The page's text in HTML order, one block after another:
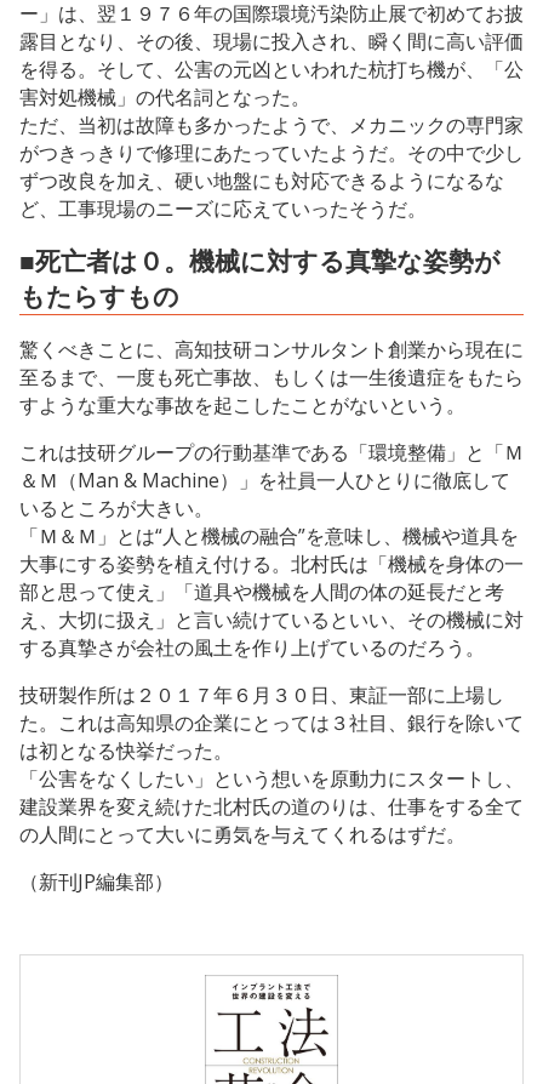
ー」は、翌１９７６年の国際環境汚染防止展で初めてお披
露目となり、その後、現場に投入され、瞬く間に高い評価
を得る。そして、公害の元凶といわれた杭打ち機が、「公
害対処機械」の代名詞となった。
ただ、当初は故障も多かったようで、メカニックの専門家
がつきっきりで修理にあたっていたようだ。その中で少し
ずつ改良を加え、硬い地盤にも対応できるようになるな
ど、工事現場のニーズに応えていったそうだ。
■死亡者は０。機械に対する真摯な姿勢が
もたらすもの
驚くべきことに、高知技研コンサルタント創業から現在に
至るまで、一度も死亡事故、もしくは一生後遺症をもたら
すような重大な事故を起こしたことがないという。
これは技研グループの行動基準である「環境整備」と「Ｍ
＆Ｍ（Man & Machine）」を社員一人ひとりに徹底して
いるところが大きい。
「Ｍ＆Ｍ」とは“人と機械の融合”を意味し、機械や道具を
大事にする姿勢を植え付ける。北村氏は「機械を身体の一
部と思って使え」「道具や機械を人間の体の延長だと考
え、大切に扱え」と言い続けているといい、その機械に対
する真摯さが会社の風土を作り上げているのだろう。
技研製作所は２０１７年６月３０日、東証一部に上場し
た。これは高知県の企業にとっては３社目、銀行を除いて
は初となる快挙だった。
「公害をなくしたい」という想いを原動力にスタートし、
建設業界を変え続けた北村氏の道のりは、仕事をする全て
の人間にとって大いに勇気を与えてくれるはずだ。
（新刊JP編集部）